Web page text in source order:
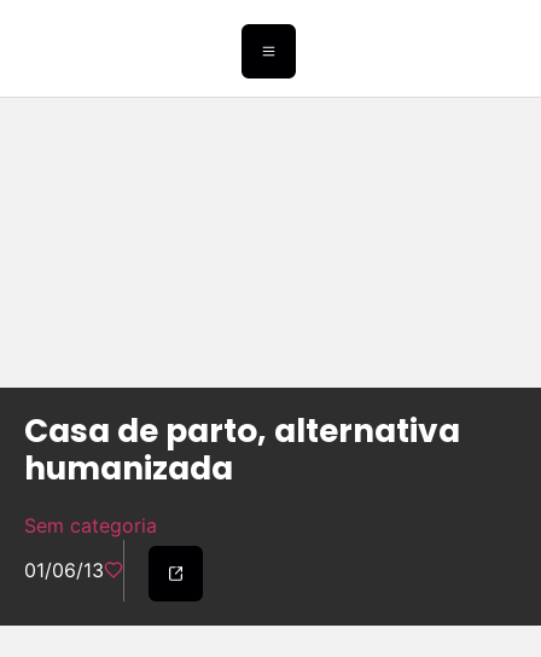
Casa de parto, alternativa
humanizada
Sem categoria
01/06/13